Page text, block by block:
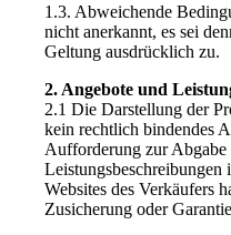
1.3. Abweichende
nicht anerkannt, es sei
Geltung ausdrücklich zu.
2. Angebote und
2.1 Die Darstellung der
kein rechtlich bindendes
Aufforderung zur Abgabe
Websites des Verkäufers
Zusicherung oder